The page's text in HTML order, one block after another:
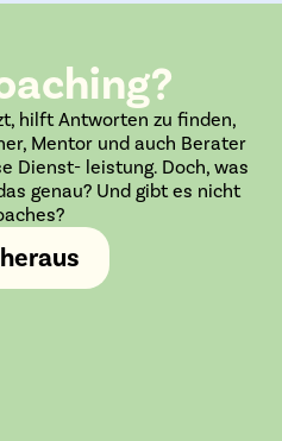
hilft Antworten zu finden,
Mentor und auch Berater
Dienst- leistung. Doch, was
genau? Und gibt es nicht